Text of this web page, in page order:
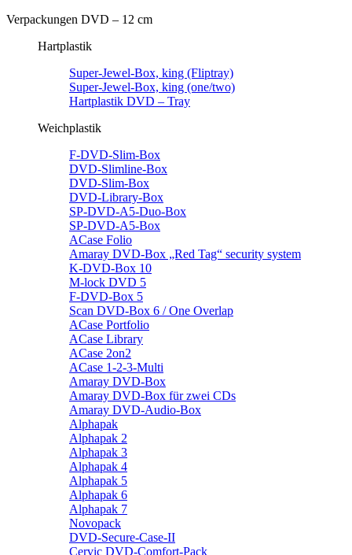
Verpackungen DVD – 12 cm
Hartplastik
Super-Jewel-Box, king (Fliptray)
Super-Jewel-Box, king (one/two)
Hartplastik DVD – Tray
Weichplastik
F-DVD-Slim-Box
DVD-Slimline-Box
DVD-Slim-Box
DVD-Library-Box
SP-DVD-A5-Duo-Box
SP-DVD-A5-Box
ACase Folio
Amaray DVD-Box „Red Tag“ security system
K-DVD-Box 10
M-lock DVD 5
F-DVD-Box 5
Scan DVD-Box 6 / One Overlap
ACase Portfolio
ACase Library
ACase 2on2
ACase 1-2-3-Multi
Amaray DVD-Box
Amaray DVD-Box für zwei CDs
Amaray DVD-Audio-Box
Alphapak
Alphapak 2
Alphapak 3
Alphapak 4
Alphapak 5
Alphapak 6
Alphapak 7
Novopack
DVD-Secure-Case-II
Cervic DVD-Comfort-Pack